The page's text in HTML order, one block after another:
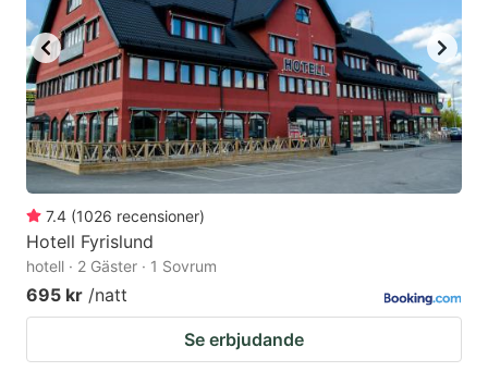
to
get
the
keyboard
shortcuts
for
changing
dates.
to
get
the
keyboard
shortcuts
for
7.4 (1026 recensioner)
Hotell Fyrislund
hotell · 2 Gäster · 1 Sovrum
695 kr /natt
Se erbjudande